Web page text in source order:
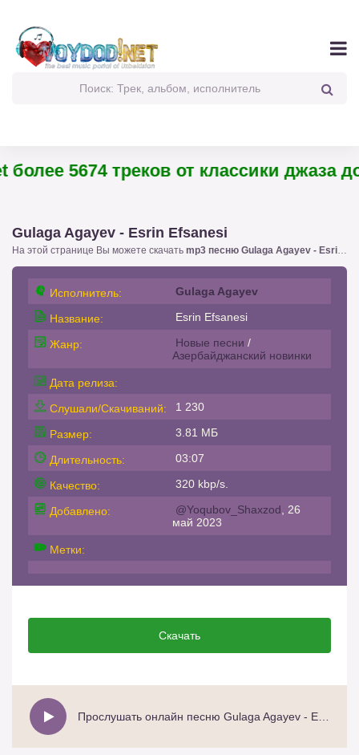
5674 треков от классики джаза до
Gulaga Agayev - Esrin Efsanesi
На этой странице Вы можете скачать mp3 песню Gulaga Agayev - Esrin Efsanesi
Исполнитель: Gulaga Agayev
Название: Esrin Efsanesi
Жанр: Новые песни /
Азербайджанский новинки
Дата релиза:
Слушали/Скачиваний:
1 230
Размер: 3.81 МБ
Длительность: 03:07
Качество: 320 kbp/s.
Добавлено: @Yoqubov_Shaxzod , 26
май 2023
Метки:
Скачать